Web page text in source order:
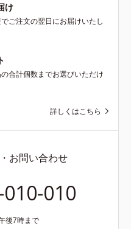
け
ご注文の翌日にお届けいたし
合計個数までお選びいただけ
詳しくはこちら
お問い合わせ
010
後7時まで